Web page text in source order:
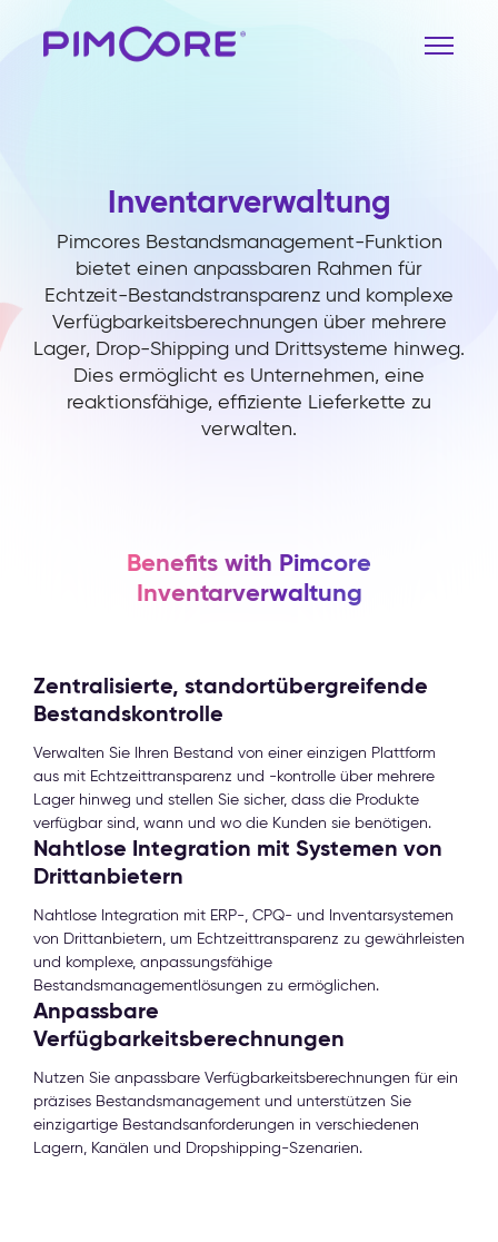
Inventarverwaltung
Pimcores Bestandsmanagement-Funktion
bietet einen anpassbaren Rahmen für
Echtzeit-Bestandstransparenz und komplexe
Verfügbarkeitsberechnungen über mehrere
Lager, Drop-Shipping und Drittsysteme hinweg.
Dies ermöglicht es Unternehmen, eine
reaktionsfähige, effiziente Lieferkette zu
verwalten.
Benefits with Pimcore
Inventarverwaltung
Zentralisierte, standortübergreifende
Bestandskontrolle
Verwalten Sie Ihren Bestand von einer einzigen Plattform
aus mit Echtzeittransparenz und -kontrolle über mehrere
Lager hinweg und stellen Sie sicher, dass die Produkte
verfügbar sind, wann und wo die Kunden sie benötigen.
Nahtlose Integration mit Systemen von
Drittanbietern
Nahtlose Integration mit ERP-, CPQ- und Inventarsystemen
von Drittanbietern, um Echtzeittransparenz zu gewährleisten
und komplexe, anpassungsfähige
Bestandsmanagementlösungen zu ermöglichen.
Anpassbare
Verfügbarkeitsberechnungen
Nutzen Sie anpassbare Verfügbarkeitsberechnungen für ein
präzises Bestandsmanagement und unterstützen Sie
einzigartige Bestandsanforderungen in verschiedenen
Lagern, Kanälen und Dropshipping-Szenarien.